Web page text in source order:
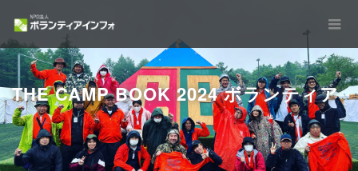
THE CAMP BOOK 2024 ボランティア